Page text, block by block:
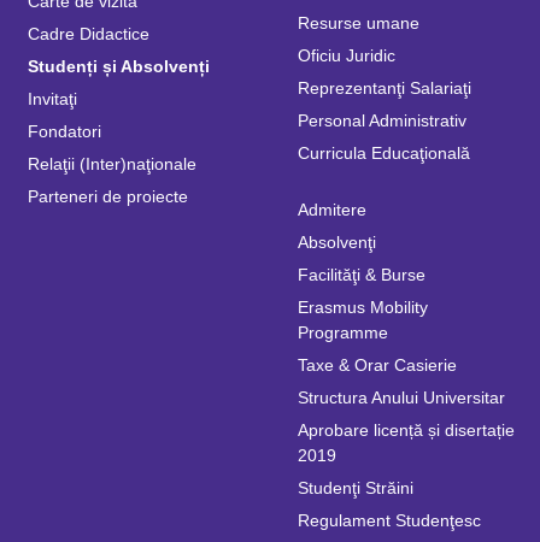
Cadre Didactice
Studenți și Absolvenți
Invitaţi
Fondatori
Relaţii (Inter)naţionale
Parteneri de proiecte
Resurse umane
Oficiu Juridic
Reprezentanţi Salariaţi
Personal Administrativ
Curricula Educaţională
Admitere
Absolvenţi
Facilităţi & Burse
Erasmus Mobility
Programme
Taxe & Orar Casierie
Structura Anului Universitar
Aprobare licență și disertație
2019
Studenţi Străini
Regulament Studenţesc